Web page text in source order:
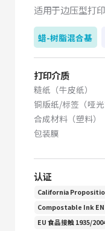
适用于边压型打
蜡-树脂混合基
打印介质
糙纸（牛皮纸）
铜版纸/标签（哑光
合成材料（塑料）
包装膜
认证
California
Compostable Ink EN
EU 食品接触 1935/